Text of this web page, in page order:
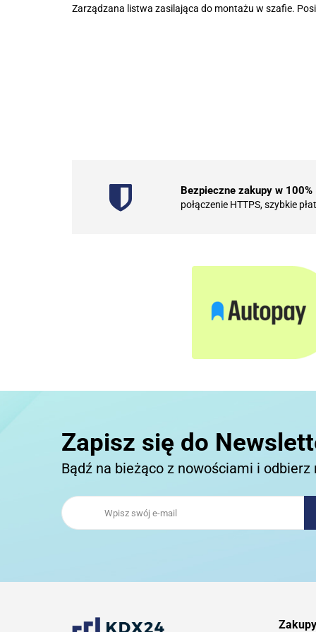
Zarządzana listwa zasilająca do montażu w szafie.
Bezpieczne zakupy w 100%
połączenie HTTPS, szybkie
Zapisz się do
Bądź na bieżąco z nowościami i odbierz
Zakupy